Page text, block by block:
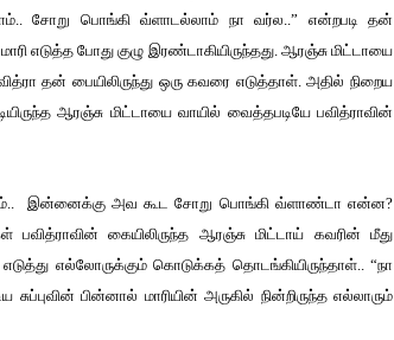
சோறு பொங்கி வ்ளாடல்லாம் நா வர்ல..” என்றபடி தன்
எடுத்த போது குழு இரண்டாகியிருந்தது. ஆரஞ்சு மிட்டாயை
தன் பையிலிருந்து ஒரு கவரை எடுத்தாள். அதில் நிறைய
ஆரஞ்சு மிட்டாயை வாயில் வைத்தபடியே பவித்ராவின்
இன்னைக்கு அவ கூட சோறு பொங்கி வ்ளாண்டா என்ன?
கையிலிருந்த ஆரஞ்சு மிட்டாய் கவரின் மீது
எல்லோருக்கும் கொடுக்கத் தொடங்கியிருந்தாள்.. “நா
பின்னால் மாரியின் அருகில் நின்றிருந்த எல்லாரும்